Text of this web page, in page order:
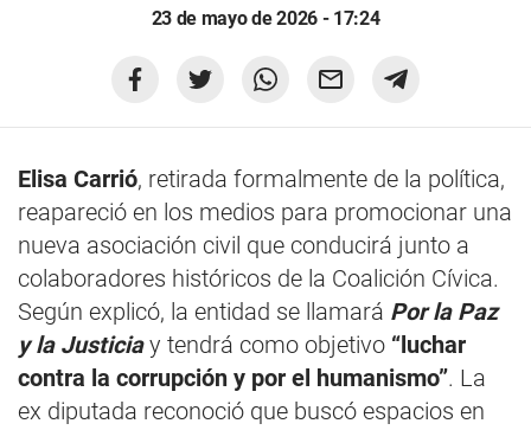
23 de mayo de 2026 - 17:24
Elisa Carrió, retirada formalmente de la política,
reapareció en los medios para promocionar una
nueva asociación civil que conducirá junto a
colaboradores históricos de la Coalición Cívica.
Según explicó, la entidad se llamará Por la Paz
y la Justiciay tendrá como objetivo “luchar
contra la corrupción y por el humanismo”. La
ex diputada reconoció que buscó espacios en